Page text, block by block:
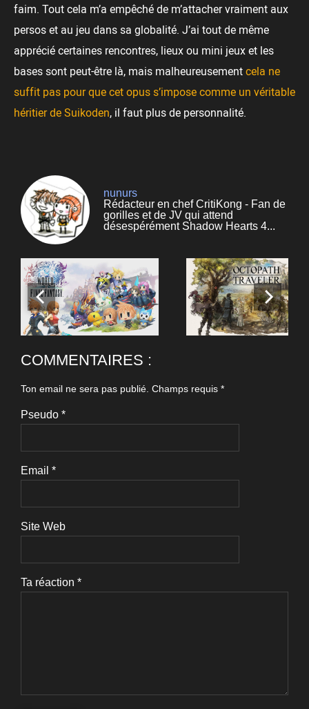
faim. Tout cela m’a empêché de m’attacher vraiment aux
persos et au jeu dans sa globalité. J’ai tout de même
apprécié certaines rencontres, lieux ou mini jeux et les
bases sont peut-être là, mais malheureusementcela ne
suffit pas pour que cet opus s’impose comme un véritable
héritier de Suikoden, il faut plus de personnalité.
nunurs
Rédacteur en chef CritiKong - Fan de
gorilles et de JV qui attend
désespérément Shadow Hearts 4...
COMMENTAIRES :
Ton email ne sera pas publié. Champs requis *
Pseudo *
Email *
Site Web
Ta réaction *